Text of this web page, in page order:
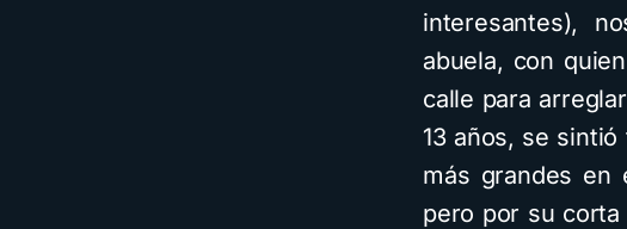
interesantes),
abuela, con
calle para
13 años, se
más grandes en
pero por su corta